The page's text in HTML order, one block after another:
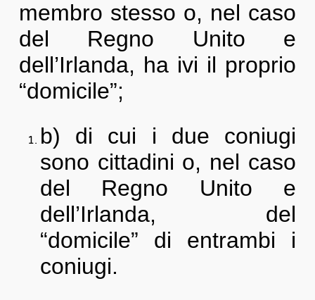
membro stesso o, nel caso
del Regno Unito e
dell’Irlanda, ha ivi il proprio
“domicile”;
b) di cui i due coniugi
sono cittadini o, nel caso
del Regno Unito e
dell’Irlanda, del
“domicile” di entrambi i
coniugi.